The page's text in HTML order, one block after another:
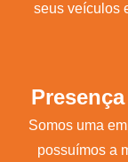
seus veículos
Somos uma
possuímos a